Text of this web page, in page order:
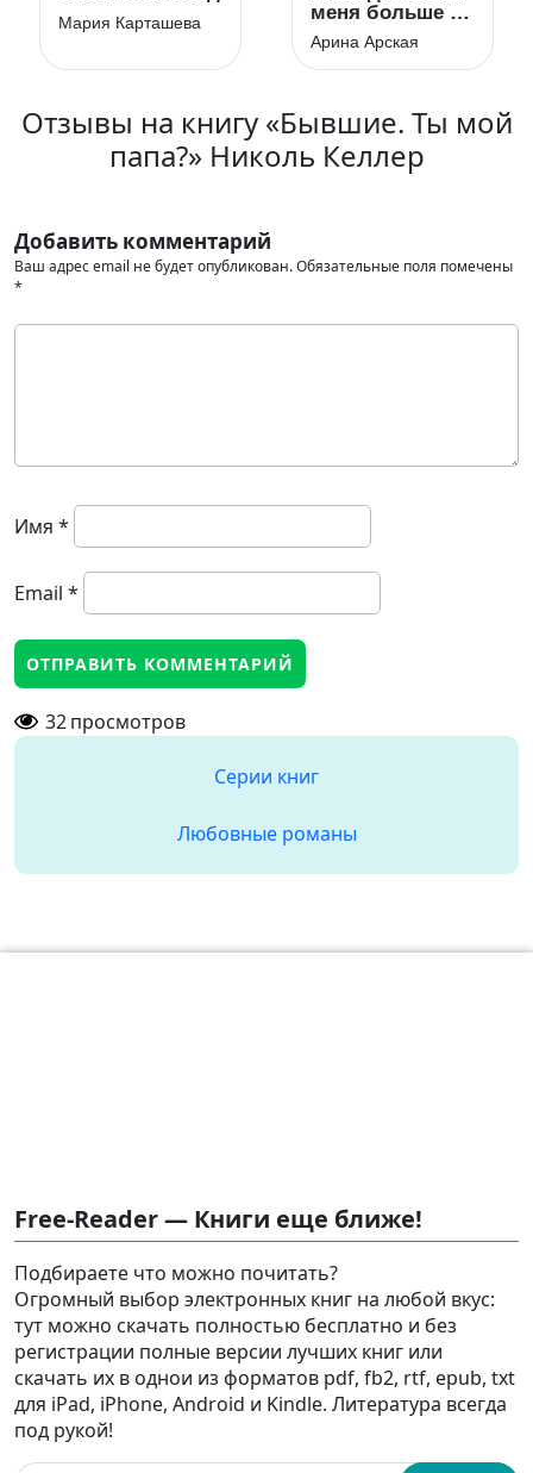
Мария Карташева
меня больше не
любишь
Арина Арская
Отзывы на книгу «Бывшие. Ты мой
папа?» Николь Келлер
Добавить комментарий
Ваш адрес email не будет опубликован.Обязательные поля помечены
*
Имя *
Email *
32просмотров
Серии книг
Любовные романы
Free-Reader — Книги еще ближе!
Подбираете что можно почитать?
Огромный выбор электронных книг на любой вкус:
тут можно скачать полностью бесплатно и без
регистрации полные версии лучших книг или
скачать их в однои из форматов pdf, fb2, rtf, epub, txt
для iPad, iPhone, Android и Kindle. Литература всегда
под рукой!